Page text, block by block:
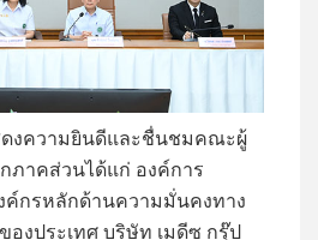
งความยินดีและชื่นชมคณะผู้
ภาคส่วนได้แก่ องค์การ
ค์กรหลักด้านความมั่นคงทาง
งประเทศ บริษัท เมดีซ กรุ๊ป